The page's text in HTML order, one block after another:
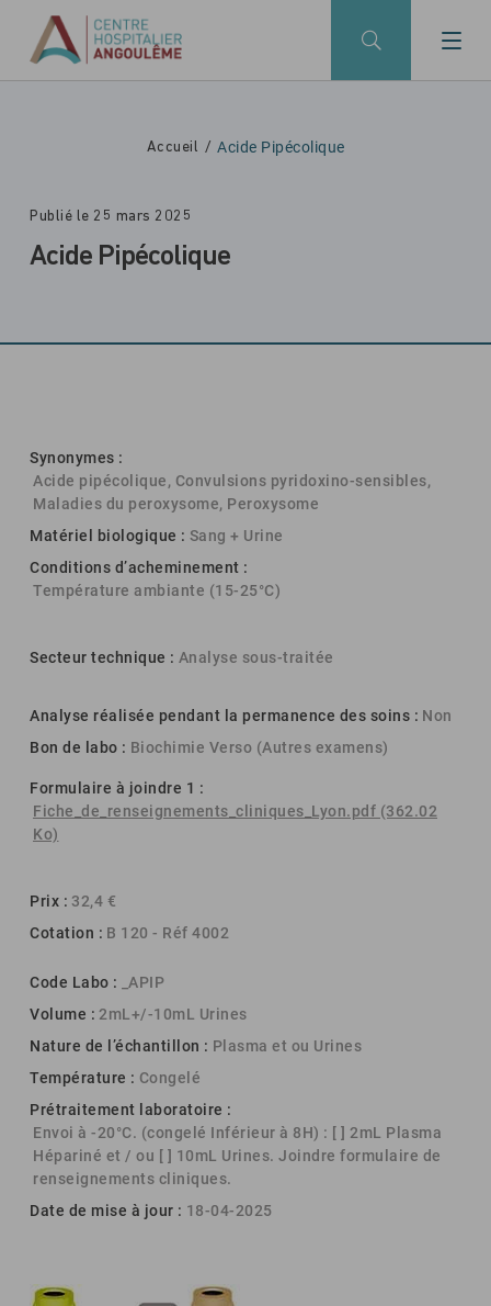
Accueil Acide Pipécolique
Publié le 25 mars 2025
Acide Pipécolique
Synonymes :
Acide pipécolique, Convulsions pyridoxino-sensibles,
Maladies du peroxysome, Peroxysome
Matériel biologique : Sang + Urine
Conditions d’acheminement :
Température ambiante (15-25°C)
Secteur technique : Analyse sous-traitée
Analyse réalisée pendant la permanence des soins : Non
Bon de labo : Biochimie Verso (Autres examens)
Formulaire à joindre 1 :
Fiche_de_renseignements_cliniques_Lyon.pdf (362.02
Ko)
Prix : 32,4 €
Cotation : B 120 - Réf 4002
Code Labo :
_APIP
Volume : 2mL+/-10mL Urines
Nature de l’échantillon : Plasma et ou Urines
Température : Congelé
Prétraitement laboratoire :
Envoi à -20°C. (congelé Inférieur à 8H) : [ ] 2mL Plasma
Hépariné et / ou [ ] 10mL Urines. Joindre formulaire de
renseignements cliniques.
Date de mise à jour : 18-04-2025